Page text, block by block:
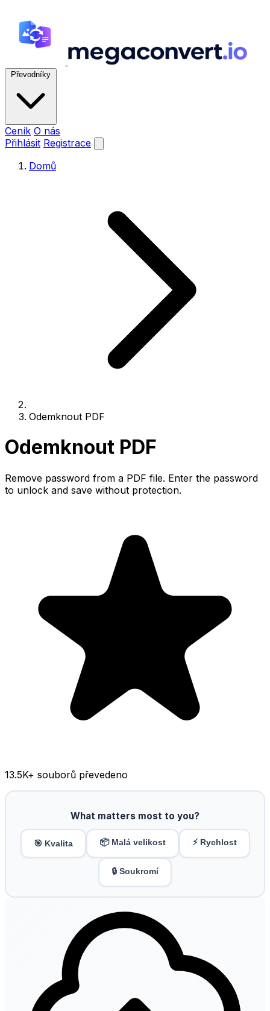
Převodníky
Ceník O nás
Přihlásit Registrace
Domů
Odemknout PDF
Odemknout PDF
Remove password from a PDF file. Enter the password
to unlock and save without protection.
13.5K+ souborů převedeno
What matters most to you?
🎯 Kvalita 📦 Malá velikost ⚡ Rychlost
🔒 Soukromí